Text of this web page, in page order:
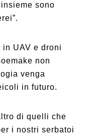
sono
UAV e droni
non
venga
in futuro.
di quelli che
i nostri serbatoi